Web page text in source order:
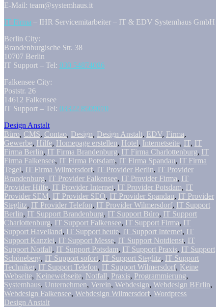
E-Mail: team@systemhaus.it
IT Firma – IHR Servicemitarbeiter – IT & EDV Systemhaus GmbH
Berlin City:
Brandenburgische Str. 38
10707 Berlin
IT Support – Tel: 030 54874086
Falkensee City:
Poststr. 26
14612 Falkensee
IT Support – Tel: 03322 8509070
Design Anstalt
Büro, CMS, Contao, Design, Design Anstalt, EDV, Firma,
Gewerbe, Hilfe, Homepage erstellen, Hotel, Internetseite, IT, IT
Firma Berlin, IT Firma Brandenburg, IT Firma Charlottenburg, IT
Firma Falkensee, IT Firma Potsdam, IT Firma Spandau, IT Firma
Tegel, IT Firma Wilmersdorf, IT Provider Berlin, IT Provider
Brandenburg, IT Provider Falkensee, IT Provider Firma, IT
Provider Hilfe, IT Provider Internet, IT Provider Potsdam, IT
Provider SEM, IT Provider SEO, IT Provider Spandau, IT Provider
Steglitz, IT Provider Telefon, IT Provider Wilmersdorf, IT Support
Berlin, IT Support Brandenburg, IT Support Büro, IT Support
Charlottenburg, IT Support Falkensee, IT Support Firma, IT
Support Havelland, IT Support heute, IT Support Internet, IT
Support Kanzlei, IT Support Messe, IT Support Notdienst, IT
Support Notfall, IT Support Potsdam, IT Support Praxis, IT Support
Schöneberg, IT Support sofort, IT Support Steglitz, IT Support
Techniker, IT Support Telefon, IT Support Wilmersdorf, Keine
Webseite, Keinewebseite, Notfall, Praxis, Programmierung,
Systemhaus, Unternehmen, Verein, Webdesign, Webdesign BErlin,
Webdesign Falkensee, Webdesign Wilmersdorf, Wordpress
Design Anstalt